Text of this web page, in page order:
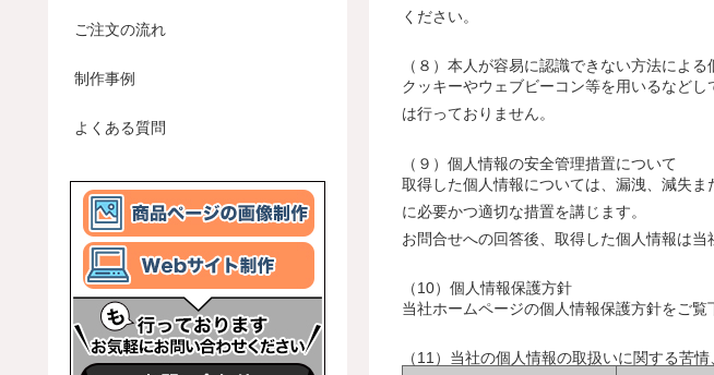
ください。
（８）本人が容易に認識できない方法によ
クッキーやウェブビーコン等を用いるなど
は行っておりません。
（９）個人情報の安全管理措置について
取得した個人情報については、漏洩、減失
に必要かつ適切な措置を講じます。
お問合せへの回答後、取得した個人情報は当
（10）個人情報保護方針
当社ホームページの個人情報保護方針をご覧
（11）当社の個人情報の取扱いに関する苦
ご注文の流れ
制作事例
よくある質問